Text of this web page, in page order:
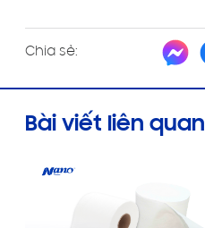
Chia sẻ:
Bài viết liên quan